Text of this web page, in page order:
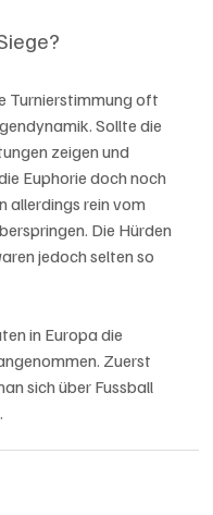
Turnierstimmung oft
Sollte die
zeigen und
Euphorie doch noch
allerdings rein vom
Die Hürden
jedoch selten so
in Europa die
Zuerst
sich über Fussball